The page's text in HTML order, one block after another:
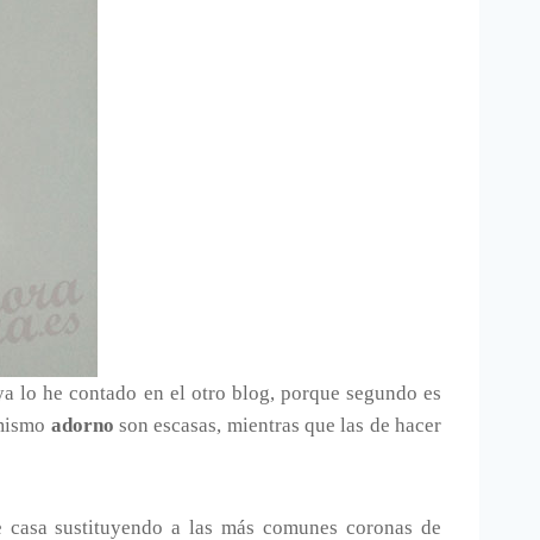
lo he contado en el otro blog, porque segundo es
adornoson escasas, mientras que las de hacer
sustituyendo a las más comunes coronas de